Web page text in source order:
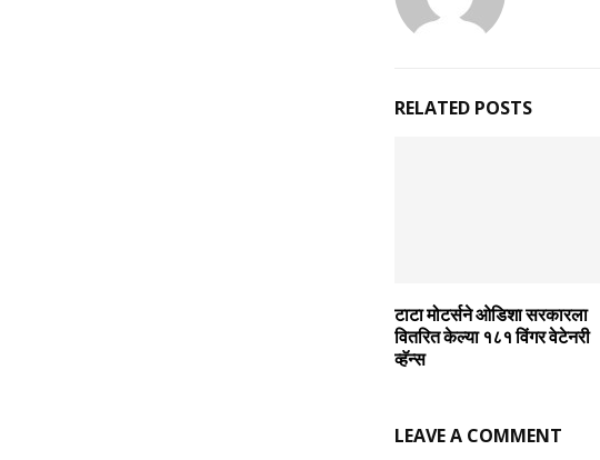
RELATED POSTS
टाटा मोटर्सने ओडिशा सरकारला
वितरित केल्‍या १८१ विंगर वेटेनरी
व्‍हॅन्‍स
LEAVE A COMMENT